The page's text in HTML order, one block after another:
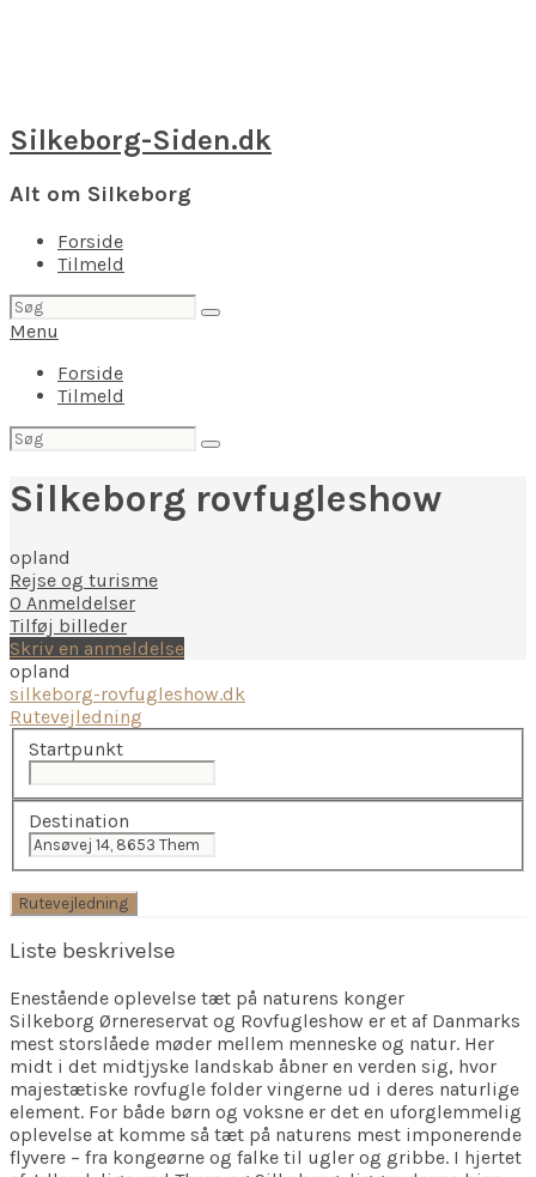
Silkeborg-Siden.dk
Alt om Silkeborg
Forside
Tilmeld
Søg
efter:
Menu
Forside
Tilmeld
Søg
efter:
Silkeborg rovfugleshow
opland
Rejse og turisme
0 Anmeldelser
Tilføj billeder
Skriv en anmeldelse
opland
silkeborg-rovfugleshow.dk
Rutevejledning
Startpunkt
Destination
Liste beskrivelse
Enestående oplevelse tæt på naturens konger
Silkeborg Ørnereservat og Rovfugleshow er et af Danmarks
mest storslåede møder mellem menneske og natur. Her
midt i det midtjyske landskab åbner en verden sig, hvor
majestætiske rovfugle folder vingerne ud i deres naturlige
element. For både børn og voksne er det en uforglemmelig
oplevelse at komme så tæt på naturens mest imponerende
flyvere – fra kongeørne og falke til ugler og gribbe. I hjertet